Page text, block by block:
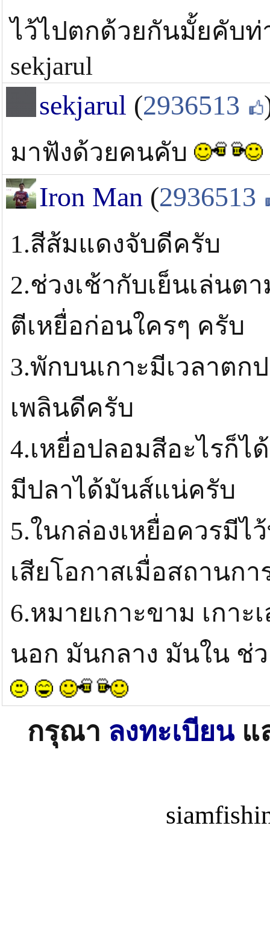
**ถ้าไปถึงหมายไม่ทันคนอื่น เอา deep มา
*** ถ้าหมายเขี้ยว คนตกเยอะ เอา1.5
ขอให้โชคดีครับ
ไว้ไปตกด้วยกันมั้ยคับท่
sekjarul
sekjarul (2936513
มาฟังด้วยคนคับ
Iron Man (2936513
1.สีส้มแดงจับดีครับ
2.ช่วงเช้ากับเย็นเล่น
ตีเหยื่อก่อนใครๆ ครับ
3.พักบนเกาะมีเวลาตก
เพลินดีครับ
4.เหยื่อปลอมสีอะไรก็
มีปลาได้มันส์แน่ครับ
5.ในกล่องเหยื่อควรมีไ
เสียโอกาสเมื่อสถานก
6.หมายเกาะขาม เกาะ
นอก มันกลาง มันใน ช่
กรุณา ลงทะเบียนแ